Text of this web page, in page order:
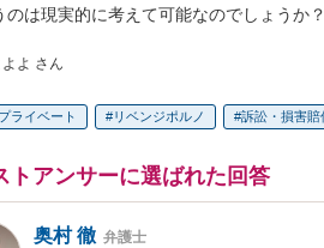
のは現実的に考えて可能なのでしょうか？
よよ さん
ライベート リベンジポルノ 訴訟・損害賠
トアンサーに選ばれた回答
奥村 徹 弁護士